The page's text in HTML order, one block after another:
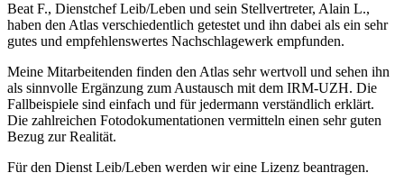
Beat F., Dienstchef Leib/Leben und sein Stellvertreter, Alain L.,
haben den Atlas verschiedentlich getestet und ihn dabei als ein sehr
gutes und empfehlenswertes Nachschlagewerk empfunden.
Meine Mitarbeitenden finden den Atlas sehr wertvoll und sehen ihn
als sinnvolle Ergänzung zum Austausch mit dem IRM-UZH. Die
Fallbeispiele sind einfach und für jedermann verständlich erklärt.
Die zahlreichen Fotodokumentationen vermitteln einen sehr guten
Bezug zur Realität.
Für den Dienst Leib/Leben werden wir eine Lizenz beantragen.